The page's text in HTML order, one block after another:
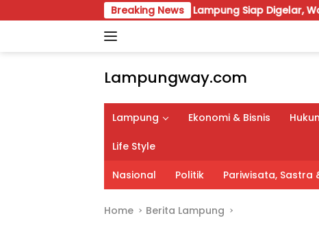
to
Breaking News
VIII Karang Taruna Lampung Siap Digelar, Wahrul Fauzi
Lampungway.com
Berita
Daerah
Lampung
Terpercaya
dan
Terupdate
Lampung Ekonomi & Bisnis
Life Style
Nasional Politik Pariwisata, Sastra
Home Berita Lampung